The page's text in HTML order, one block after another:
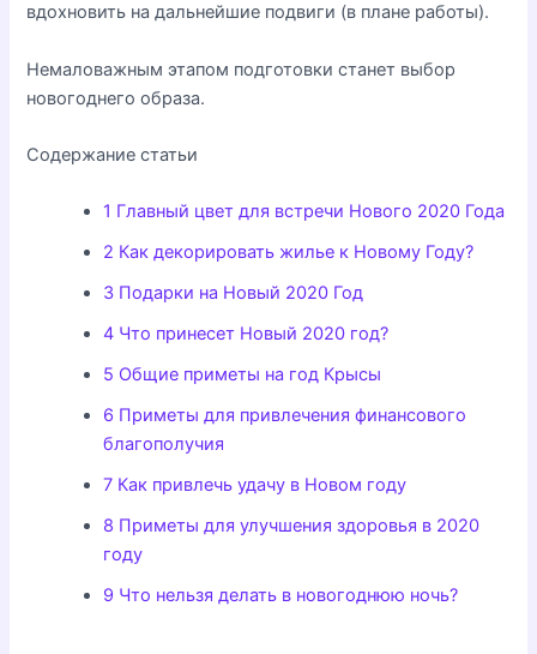
вдохновить на дальнейшие подвиги (в плане работы).
Немаловажным этапом подготовки станет выбор
новогоднего образа.
Содержание статьи
1 Главный цвет для встречи Нового 2020 Года
2 Как декорировать жилье к Новому Году?
3 Подарки на Новый 2020 Год
4 Что принесет Новый 2020 год?
5 Общие приметы на год Крысы
6 Приметы для привлечения финансового
благополучия
7 Как привлечь удачу в Новом году
8 Приметы для улучшения здоровья в 2020
году
9 Что нельзя делать в новогоднюю ночь?